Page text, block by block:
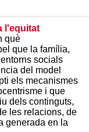
l'equitat
què
que la família,
socials
del model
els mecanismes
i que
dels continguts,
les relacions, de
generada en la